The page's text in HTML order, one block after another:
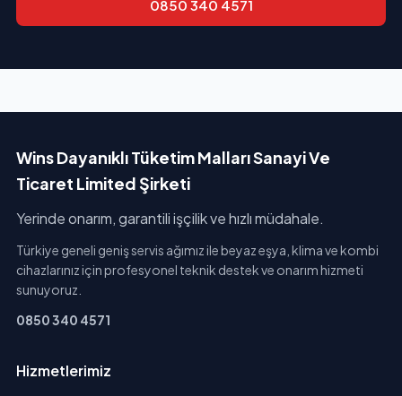
0850 340 4571
Wins Dayanıklı Tüketim Malları Sanayi Ve
Ticaret Limited Şirketi
Yerinde onarım, garantili işçilik ve hızlı müdahale.
Türkiye geneli geniş servis ağımız ile beyaz eşya, klima ve kombi
cihazlarınız için profesyonel teknik destek ve onarım hizmeti
sunuyoruz.
0850 340 4571
Hizmetlerimiz